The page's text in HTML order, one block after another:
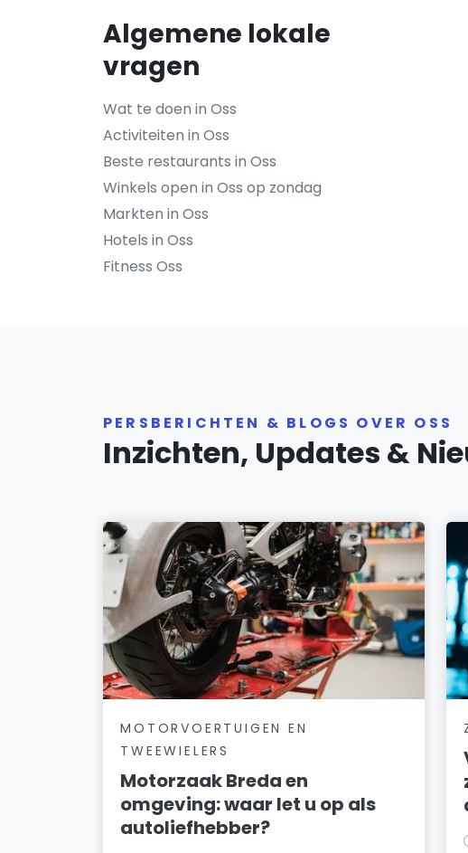
Algemene lokale
vragen
Wat te doen in Oss
Activiteiten in Oss
Beste restaurants in Oss
Winkels open in Oss op zondag
Markten in Oss
Hotels in Oss
Fitness Oss
PERSBERICHTEN & BLOGS OVER OSS
Inzichten, Updates &
MOTORVOERTUIGEN EN
TWEEWIELERS
Motorzaak Breda en
omgeving: waar let u op als
autoliefhebber?